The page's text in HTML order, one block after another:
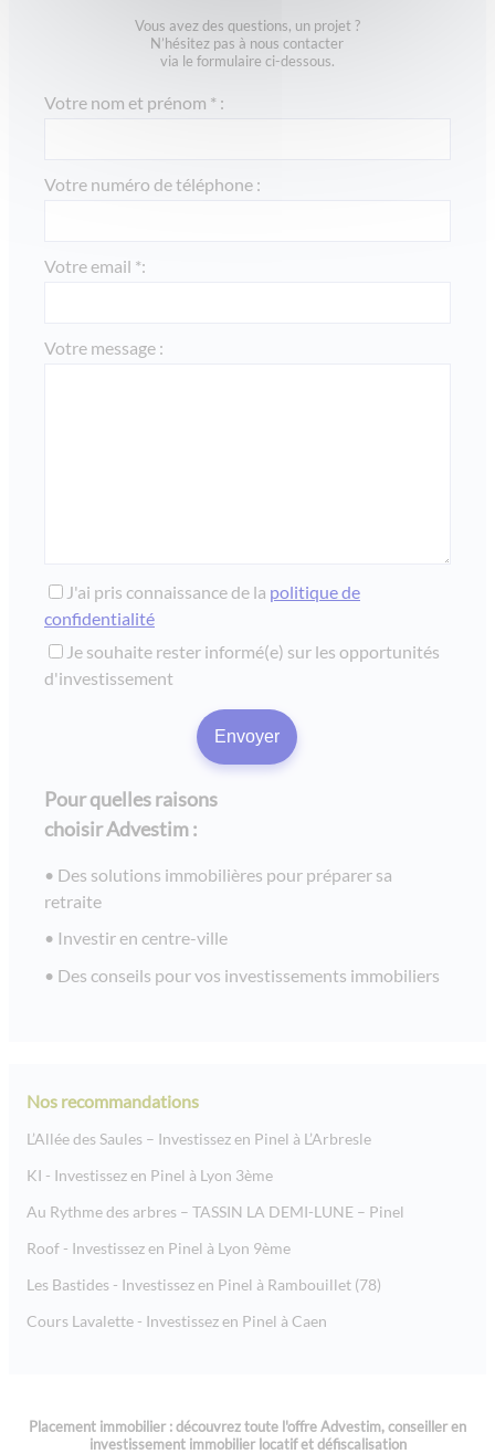
Vous avez des questions, un projet ?
N’hésitez pas à nous contacter
via le formulaire ci-dessous.
Votre nom et prénom * :
Votre numéro de téléphone :
Votre email *:
Votre message :
J'ai pris connaissance de la politique de
confidentialité
Je souhaite rester informé(e) sur les opportunités
d'investissement
Pour quelles raisons
choisir Advestim :
Des solutions immobilières pour préparer sa
retraite
Investir en centre-ville
Des conseils pour vos investissements immobiliers
Nos recommandations
L’Allée des Saules – Investissez en Pinel à L’Arbresle
KI - Investissez en Pinel à Lyon 3ème
Au Rythme des arbres – TASSIN LA DEMI-LUNE – Pinel
Roof - Investissez en Pinel à Lyon 9ème
Les Bastides - Investissez en Pinel à Rambouillet (78)
Cours Lavalette - Investissez en Pinel à Caen
Placement immobilier : découvrez toute l'offre Advestim, conseiller en
investissement immobilier locatif et défiscalisation